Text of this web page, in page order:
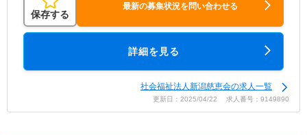
保存する
最新の募集状況を問い合わせる
詳細を見る
社会福祉法人新潟慈恵会の求人一覧
更新日：2025/04/22 求人番号：9149890